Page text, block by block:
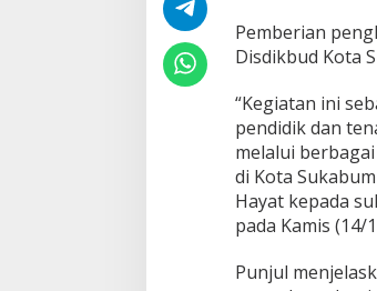
a
k
u
n
B
a
g
i
y
a
g
Pemberian
Disdikbud Kota
“Kegiatan ini
pendidik dan
melalui
di Kota
Hayat kepada
pada Kamis (14/
Punjul